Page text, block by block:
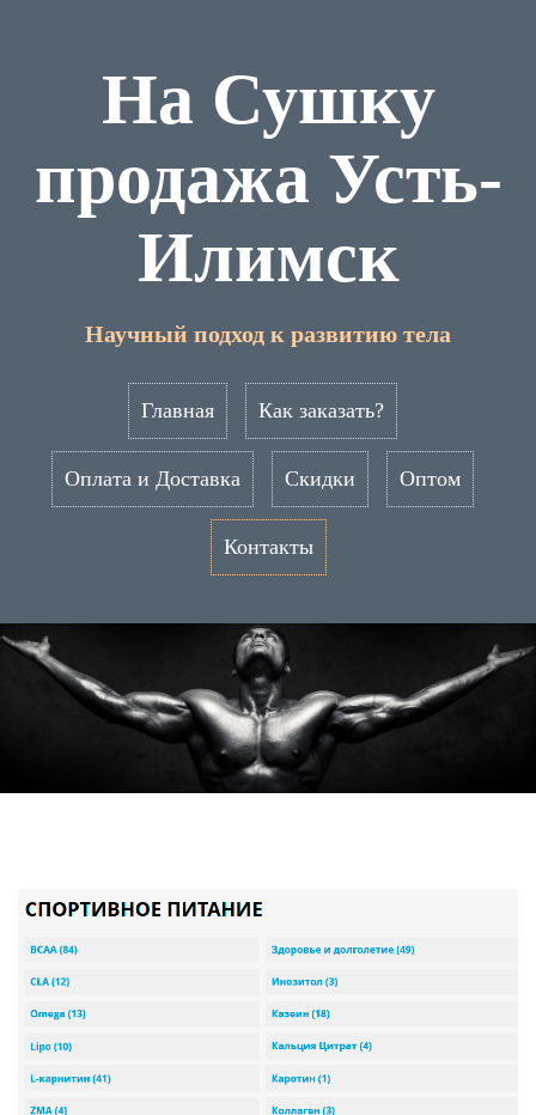
На Сушку
продажа Усть-
Илимск
Научный подход к развитию тела
Главная Как заказать?
Оплата и Доставка Скидки Оптом
Контакты